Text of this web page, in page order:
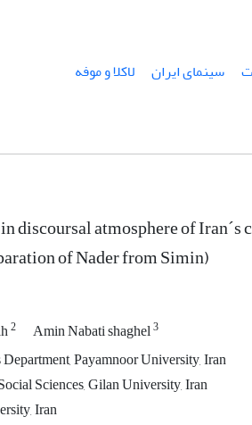
سینمای ایران
لاکلا و موفه
discoursal atmosphere of Iran´s
of Nader from Simin)
2 Amin Nabati shaghel3
Payamnoor University, Iran
Sciences, Gilan University, Iran
Iran